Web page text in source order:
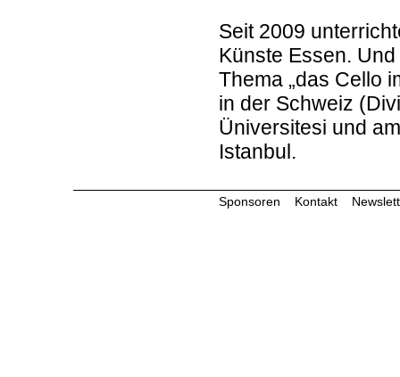
Seit 2009
Künste Essen.
Thema „das Cello
in der Schweiz
Üniversitesi und
Istanbul.
Sponsoren Kontakt